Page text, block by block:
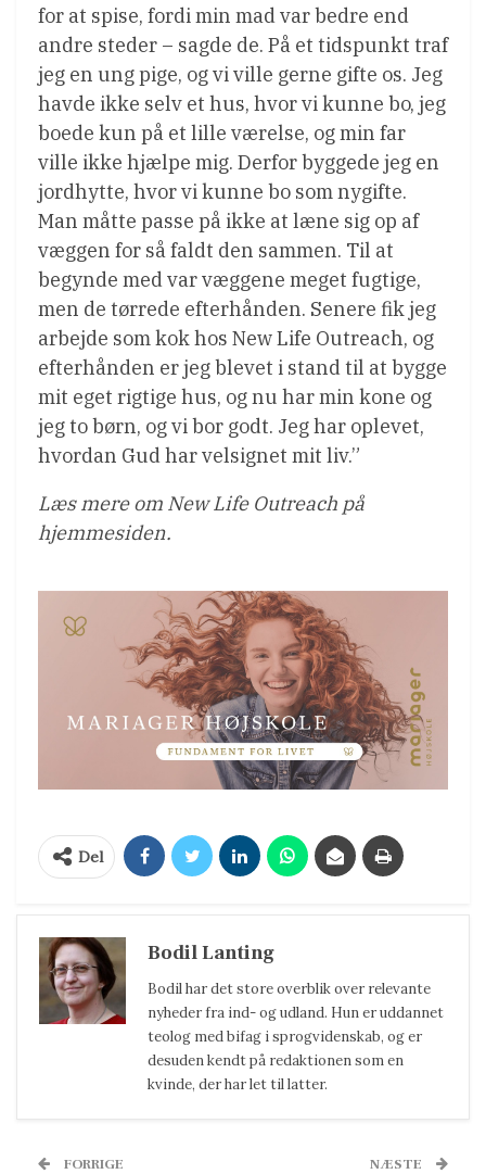
for at spise, fordi min mad var bedre end
andre steder – sagde de. På et tidspunkt traf
jeg en ung pige, og vi ville gerne gifte os. Jeg
havde ikke selv et hus, hvor vi kunne bo, jeg
boede kun på et lille værelse, og min far
ville ikke hjælpe mig. Derfor byggede jeg en
jordhytte, hvor vi kunne bo som nygifte.
Man måtte passe på ikke at læne sig op af
væggen for så faldt den sammen. Til at
begynde med var væggene meget fugtige,
men de tørrede efterhånden. Senere fik jeg
arbejde som kok hos New Life Outreach, og
efterhånden er jeg blevet i stand til at bygge
mit eget rigtige hus, og nu har min kone og
jeg to børn, og vi bor godt. Jeg har oplevet,
hvordan Gud har velsignet mit liv.”
Læs mere om New Life Outreach på
hjemmesiden.
Del
Bodil Lanting
Bodil har det store overblik over relevante
nyheder fra ind- og udland. Hun er uddannet
teolog med bifag i sprogvidenskab, og er
desuden kendt på redaktionen som en
kvinde, der har let til latter.
FORRIGE NÆSTE